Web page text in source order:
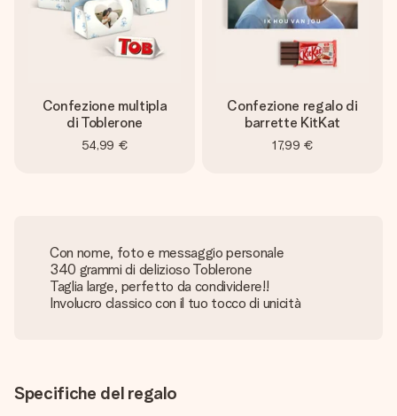
Confezione multipla
di Toblerone
54,99 €
Confezione regalo di
barrette KitKat
17,99 €
Con nome, foto e messaggio personale
340 grammi di delizioso Toblerone
Taglia large, perfetto da condividere!!
Involucro classico con il tuo tocco di unicità
Specifiche del regalo